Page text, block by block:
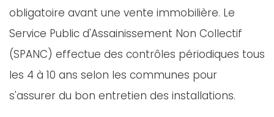
obligatoire avant une vente immobilière. Le
Service Public d'Assainissement Non Collectif
(SPANC) effectue des contrôles périodiques tous
les 4 à 10 ans selon les communes pour
s'assurer du bon entretien des installations.